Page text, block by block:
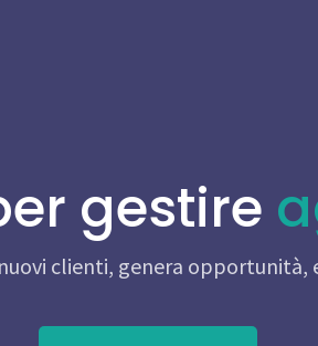
gestire
clienti, genera